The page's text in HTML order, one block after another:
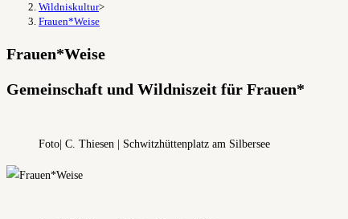
Wildniskultur>
Frauen*Weise
Frauen*Weise
Gemeinschaft und Wildniszeit für Frauen*
Foto| C. Thiesen | Schwitzhüttenplatz am Silbersee